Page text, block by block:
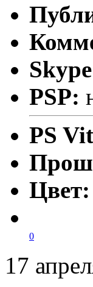
PSP:
PS
Цвет:
0
17